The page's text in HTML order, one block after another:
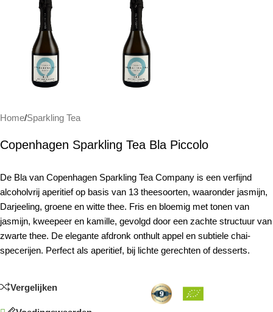
Home/Sparkling Tea
Copenhagen Sparkling Tea Bla Piccolo
De Bla van Copenhagen Sparkling Tea Company is een verfijnd
alcoholvrij aperitief op basis van 13 theesoorten, waaronder jasmijn,
Darjeeling, groene en witte thee. Fris en bloemig met tonen van
jasmijn, kweepeer en kamille, gevolgd door een zachte structuur van
zwarte thee. De elegante afdronk onthult appel en subtiele chai-
specerijen. Perfect als aperitief, bij lichte gerechten of desserts.
Vergelijken